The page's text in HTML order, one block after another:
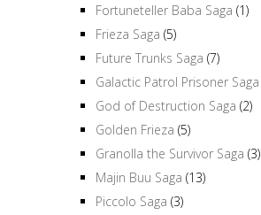
Fortuneteller Baba Saga (1)
Frieza Saga (5)
Future Trunks Saga (7)
Galactic Patrol Prisoner Saga
God of Destruction Saga (2)
Golden Frieza (5)
Granolla the Survivor Saga (3)
Majin Buu Saga (13)
Piccolo Saga (3)